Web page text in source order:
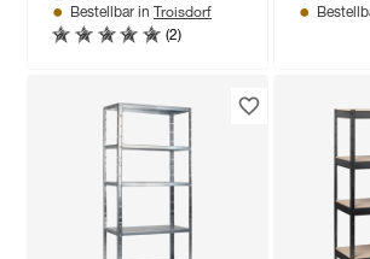
Bestellbar in Troisdorf
(2)